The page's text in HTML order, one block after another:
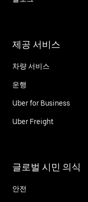
제공 서비스
차량 서비스
운행
Uber for Business
Uber Freight
글로벌 시민 의식
안전